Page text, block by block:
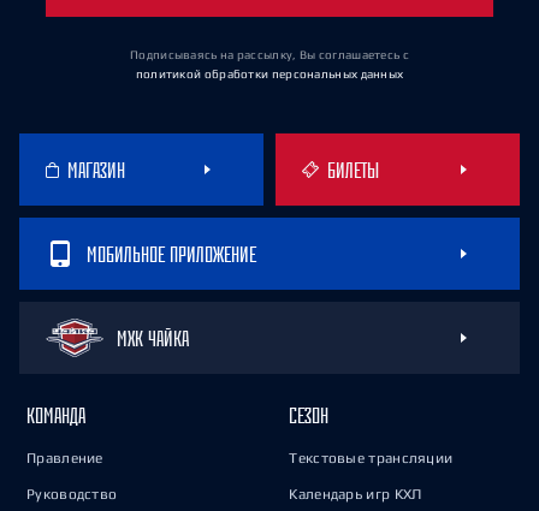
Подписываясь на рассылку, Вы соглашаетесь с
политикой обработки персональных данных
МАГАЗИН БИЛЕТЫ
МОБИЛЬНОЕ ПРИЛОЖЕНИЕ
МХК ЧАЙКА
КОМАНДА
Правление
Руководство
СЕЗОН
Текстовые трансляции
Календарь игр КХЛ